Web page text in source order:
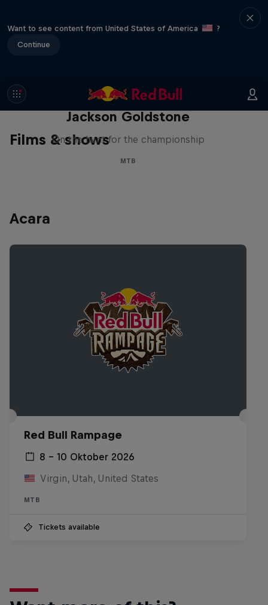
Want to see content from United States of America
?
Continue
Films & shows
The Search for Milliseconds:
Jackson Goldstone
On the hunt for the championship
MTB
Acara
Red Bull Rampage
8 – 10 Oktober 2026
Virgin, Utah, United States
MTB
Tickets available